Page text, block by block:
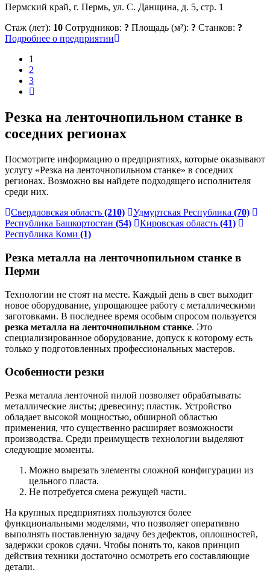
Пермский край, г. Пермь, ул. С. Данщина, д. 5, стр. 1
Стаж (лет): 10 Сотрудников: ? Площадь (м²): ? Станков: ?
Подробнее о предприятии
1
2
3
Резка на ленточнопильном станке в
соседних регионах
Посмотрите информацию о предприятиях, которые оказывают
услугу «Резка на ленточнопильном станке» в соседних
регионах. Возможно вы найдете подходящего исполнителя
среди них.
Свердловская область (210) Удмуртская Республика (70)
Республика Башкортостан (54) Кировская область (41)
Республика Коми (1)
Резка металла на ленточнопильном станке в
Перми
Технологии не стоят на месте. Каждый день в свет выходит
новое оборудование, упрощающее работу с металлическими
заготовками. В последнее время особым спросом пользуется
резка металла на ленточнопильном станке. Это
специализированное оборудование, допуск к которому есть
только у подготовленных профессиональных мастеров.
Особенности резки
Резка металла ленточной пилой позволяет обрабатывать:
металлические листы; древесину; пластик. Устройство
обладает высокой мощностью, обширной областью
применения, что существенно расширяет возможности
производства. Среди преимуществ технологии выделяют
следующие моменты.
Можно вырезать элементы сложной конфигурации из
цельного пласта.
Не потребуется смена режущей части.
На крупных предприятиях пользуются более
функциональными моделями, что позволяет оперативно
выполнять поставленную задачу без дефектов, оплошностей,
задержки сроков сдачи. Чтобы понять то, каков принцип
действия техники достаточно осмотреть его составляющие
детали.